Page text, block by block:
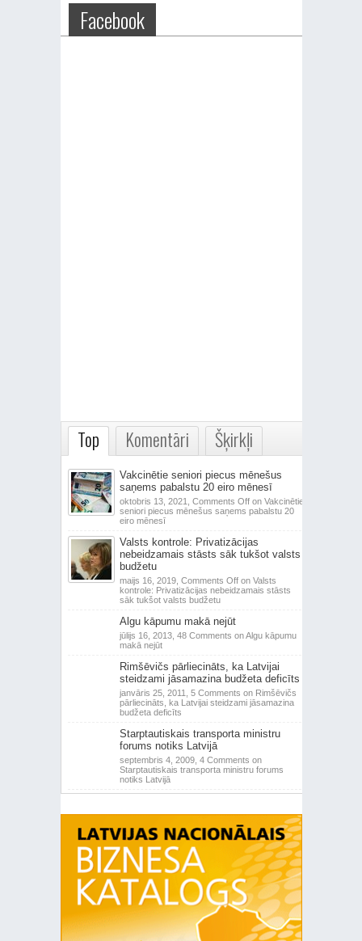
Facebook
Top Komentāri Šķirkļi
Vakcinētie seniori piecus mēnešus
saņems pabalstu 20 eiro mēnesī
oktobris 13, 2021, Comments Offon Vakcinētie
seniori piecus mēnešus saņems pabalstu 20
eiro mēnesī
Valsts kontrole: Privatizācijas
nebeidzamais stāsts sāk tukšot valsts
budžetu
maijs 16, 2019, Comments Offon Valsts
kontrole: Privatizācijas nebeidzamais stāsts
sāk tukšot valsts budžetu
Algu kāpumu makā nejūt
jūlijs 16, 2013, 48 Comments on Algu kāpumu
makā nejūt
Rimšēvičs pārliecināts, ka Latvijai
steidzami jāsamazina budžeta deficīts
janvāris 25, 2011, 5 Comments on Rimšēvičs
pārliecināts, ka Latvijai steidzami jāsamazina
budžeta deficīts
Starptautiskais transporta ministru
forums notiks Latvijā
septembris 4, 2009, 4 Comments on
Starptautiskais transporta ministru forums
notiks Latvijā